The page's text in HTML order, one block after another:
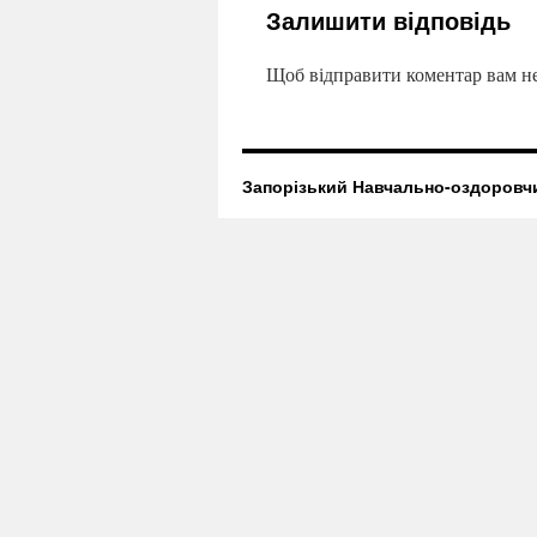
Залишити відповідь
Щоб відправити коментар вам
Запорізький Навчально-